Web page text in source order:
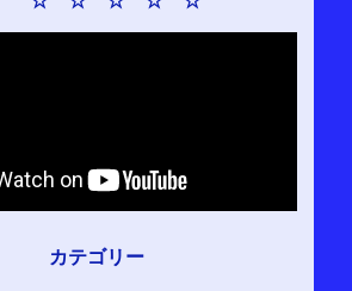
カテゴリー